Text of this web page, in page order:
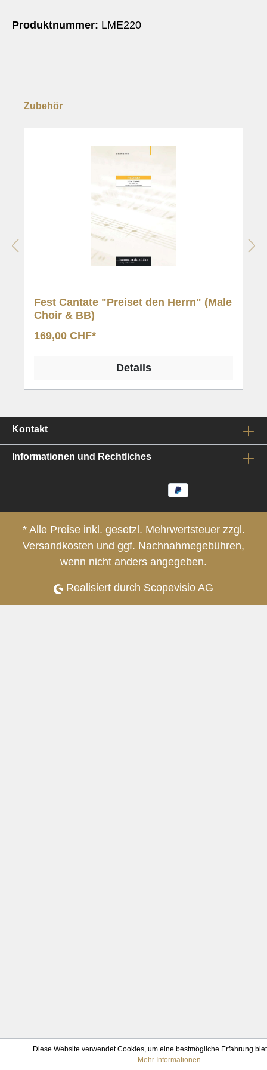
Produktnummer: LME220
Zubehör
Fest Cantate "Preiset den Herrn" (Male
Choir & BB)
169,00 CHF*
Details
Kontakt
Informationen und Rechtliches
* Alle Preise inkl. gesetzl. Mehrwertsteuer zzgl.
Versandkosten und ggf. Nachnahmegebühren,
wenn nicht anders angegeben.
Realisiert durch Scopevisio AG
Diese Website verwendet Cookies, um eine bestmögliche Erfahrung
Mehr Informationen ...